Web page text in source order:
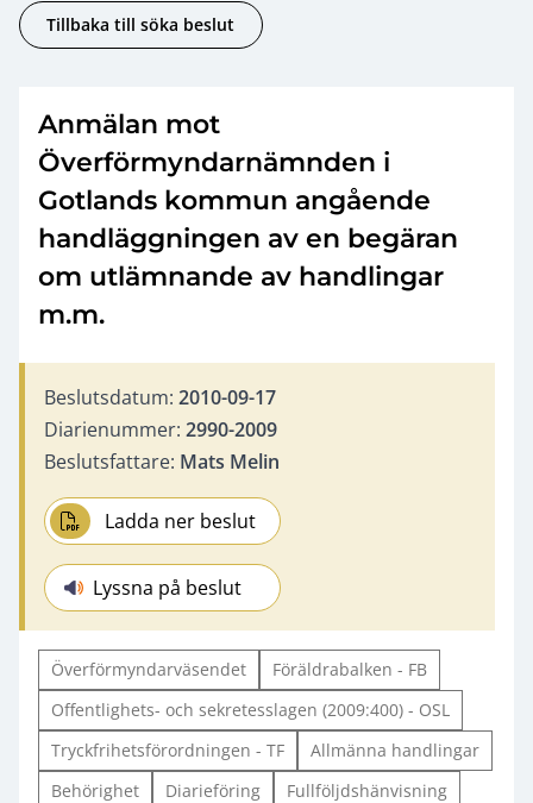
Tillbaka till söka beslut
Anmälan mot
Överförmyndarnämnden i
Gotlands kommun angående
handläggningen av en begäran
om utlämnande av handlingar
m.m.
Beslutsdatum: 2010-09-17
Diarienummer: 2990-2009
Beslutsfattare: Mats Melin
Ladda ner beslut
Lyssna på beslut
Överförmyndarväsendet
Föräldrabalken - FB
Offentlighets- och sekretesslagen (2009:400) - OSL
Tryckfrihetsförordningen - TF
Allmänna handlingar
Behörighet
Diarieföring Fullföljdshänvisning